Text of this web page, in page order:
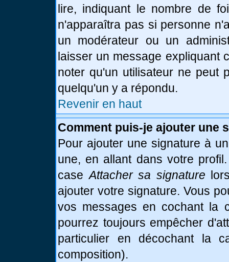
lire, indiquant le nombre de
n'apparaîtra pas si personne
un modérateur ou un
laisser un message expliquant
noter qu'un utilisateur ne peut
quelqu'un y a répondu.
Revenir en haut
Comment puis-je ajouter une
Pour ajouter une signature à
une, en allant dans votre
caseAttacher sa signature
ajouter votre signature. Vous
vos messages en cochant la
pourrez toujours empêcher
particulier en décochant la
composition).